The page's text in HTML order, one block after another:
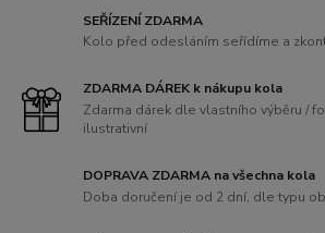
SEŘÍZENÍ ZDARMA
Kolo před odesláním seřídíme a
ZDARMA DÁREK k nákupu kola
Zdarma dárek dle vlastního výběru /
ilustrativní
DOPRAVA ZDARMA na všechna kola
Doba doručení je od 2 dní, dle typu